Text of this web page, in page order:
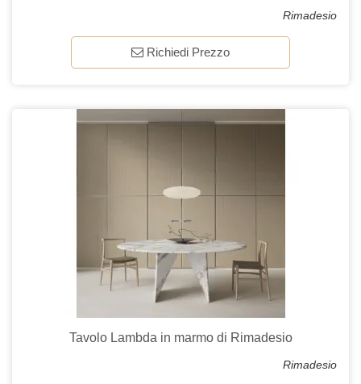
Rimadesio
Richiedi Prezzo
Tavolo Lambda in marmo di Rimadesio
Rimadesio